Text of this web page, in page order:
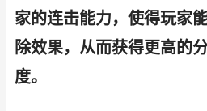
家的连击能力，使得玩家
除效果，从而获得更高的
度。